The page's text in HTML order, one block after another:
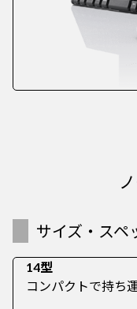
サイズ・スペ
14型
コンパクトで持ち